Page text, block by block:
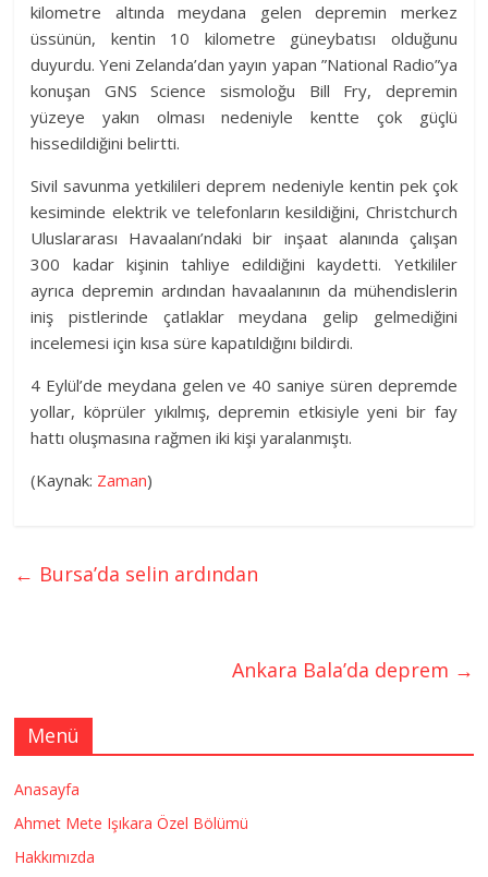
kilometre altında meydana gelen depremin merkez
üssünün, kentin 10 kilometre güneybatısı olduğunu
duyurdu. Yeni Zelanda’dan yayın yapan ”National Radio”ya
konuşan GNS Science sismoloğu Bill Fry, depremin
yüzeye yakın olması nedeniyle kentte çok güçlü
hissedildiğini belirtti.
Sivil savunma yetkilileri deprem nedeniyle kentin pek çok
kesiminde elektrik ve telefonların kesildiğini, Christchurch
Uluslararası Havaalanı’ndaki bir inşaat alanında çalışan
300 kadar kişinin tahliye edildiğini kaydetti. Yetkililer
ayrıca depremin ardından havaalanının da mühendislerin
iniş pistlerinde çatlaklar meydana gelip gelmediğini
incelemesi için kısa süre kapatıldığını bildirdi.
4 Eylül’de meydana gelen ve 40 saniye süren depremde
yollar, köprüler yıkılmış, depremin etkisiyle yeni bir fay
hattı oluşmasına rağmen iki kişi yaralanmıştı.
(Kaynak: Zaman)
← Bursa’da selin ardından
Ankara Bala’da deprem →
Menü
Anasayfa
Ahmet Mete Işıkara Özel Bölümü
Hakkımızda